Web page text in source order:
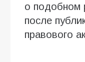
о подобном
после
правового